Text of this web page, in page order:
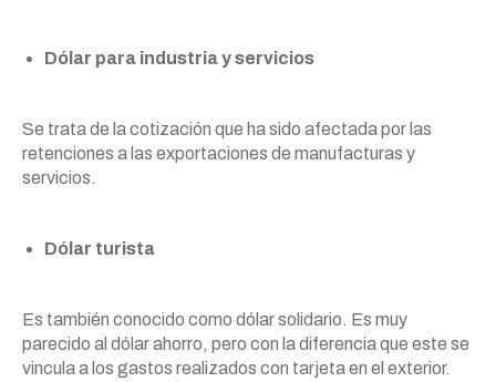
Dólar para industria y servicios
Se trata de la cotización que ha sido afectada por las
retenciones a las exportaciones de manufacturas y
servicios.
Dólar turista
Es también conocido como dólar solidario. Es muy
parecido al dólar ahorro, pero con la diferencia que este se
vincula a los gastos realizados con tarjeta en el exterior.